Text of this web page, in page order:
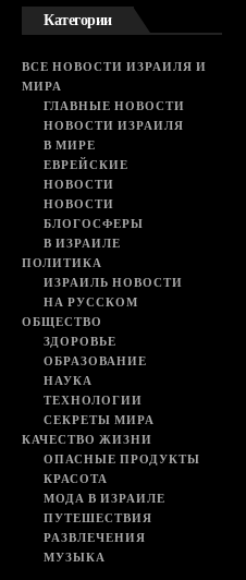
Категории
ВСЕ НОВОСТИ ИЗРАИЛЯ И
МИРА
ГЛАВНЫЕ НОВОСТИ
НОВОСТИ ИЗРАИЛЯ
В МИРЕ
ЕВРЕЙСКИЕ
НОВОСТИ
НОВОСТИ
БЛОГОСФЕРЫ
В ИЗРАИЛЕ
ПОЛИТИКА
ИЗРАИЛЬ НОВОСТИ
НА РУССКОМ
ОБЩЕСТВО
ЗДОРОВЬЕ
ОБРАЗОВАНИЕ
НАУКА
ТЕХНОЛОГИИ
СЕКРЕТЫ МИРА
КАЧЕСТВО ЖИЗНИ
ОПАСНЫЕ ПРОДУКТЫ
КРАСОТА
МОДА В ИЗРАИЛЕ
ПУТЕШЕСТВИЯ
РАЗВЛЕЧЕНИЯ
МУЗЫКА